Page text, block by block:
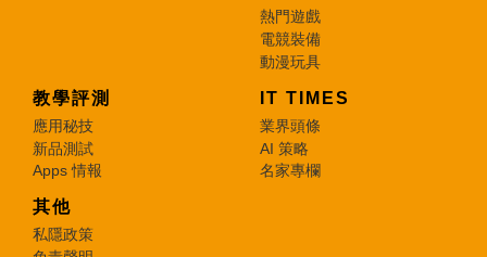
熱門遊戲
電競裝備
動漫玩具
教學評測
應用秘技
新品測試
Apps 情報
IT TIMES
業界頭條
AI 策略
名家專欄
其他
私隱政策